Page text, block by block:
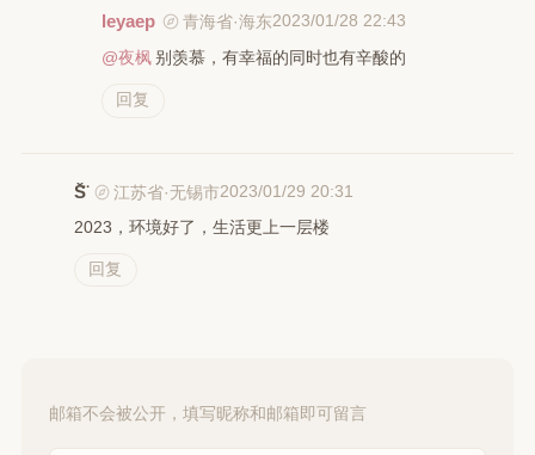
leyaep 青海省·海东2023/01/28 22:43
@夜枫 别羡慕，有幸福的同时也有辛酸的
回复
S̆̈ 江苏省·无锡市2023/01/29 20:31
2023，环境好了，生活更上一层楼
回复
邮箱不会被公开，填写昵称和邮箱即可留言